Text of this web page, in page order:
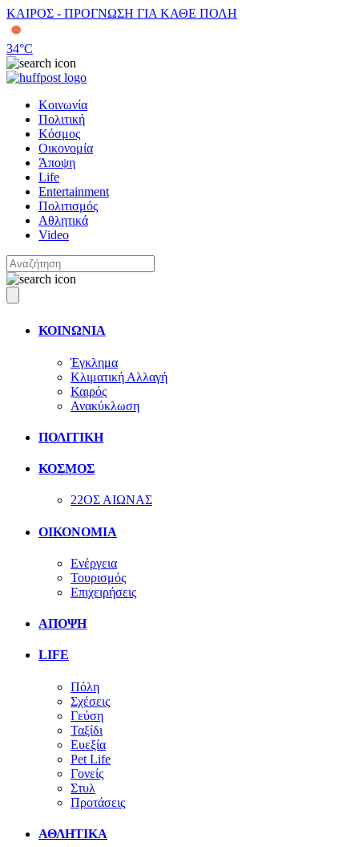
ΚΑΙΡΟΣ - ΠΡΟΓΝΩΣΗ ΓΙΑ ΚΑΘΕ ΠΟΛΗ
34°C
Κοινωνία
Πολιτική
Κόσμος
Οικονομία
Άποψη
Life
Entertainment
Πολιτισμός
Αθλητικά
Video
ΚΟΙΝΩΝΙΑ
Έγκλημα
Κλιματική Αλλαγή
Καιρός
Ανακύκλωση
ΠΟΛΙΤΙΚΗ
ΚΟΣΜΟΣ
22ΟΣ ΑΙΩΝΑΣ
ΟΙΚΟΝΟΜΙΑ
Ενέργεια
Τουρισμός
Επιχειρήσεις
ΑΠΟΨΗ
LIFE
Πόλη
Σχέσεις
Γεύση
Ταξίδι
Ευεξία
Pet Life
Γονείς
Στυλ
Προτάσεις
ΑΘΛΗΤΙΚΑ